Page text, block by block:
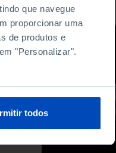
que navegue
proporcionar uma
de produtos e
"Personalizar".
todos